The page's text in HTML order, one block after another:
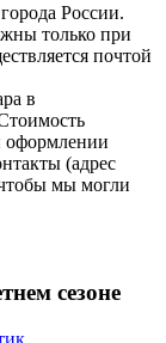
России.
только при
почтой
в
оформлении
(адрес
мы могли
сезоне